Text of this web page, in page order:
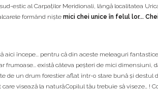
estic al Carpaţilor Meridionali, lângă localitatea
formând nişte mici chei unice în felul lor...
aici începe... pentru că din aceste meleaguri
frumoase... există câteva peșteri de mici dimensiuni,
de un drum forestier aflat într-o stare bună și destul
visează la natură.Copilul tău trebuie să viseze… !